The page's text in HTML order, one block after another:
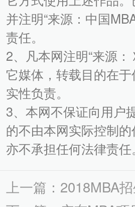
并注明“来源：中国
责任。
2、凡本网注明“来源
它媒体，转载目的在
实性负责。
3、本网不保证向用户
的不由本网实际控制
亦不承担任何法律责任。
上一篇：2018MBA